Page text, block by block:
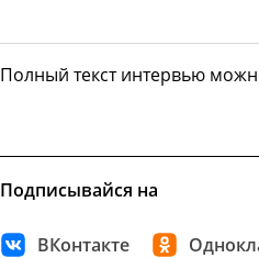
Полный текст интервью
Подписывайся на
ВКонтакте